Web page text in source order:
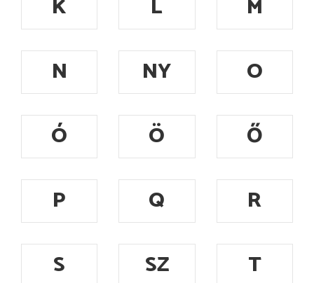
K L
M
N
NY
O
Ó
Ö
Ő
P
Q
R
S
SZ
T